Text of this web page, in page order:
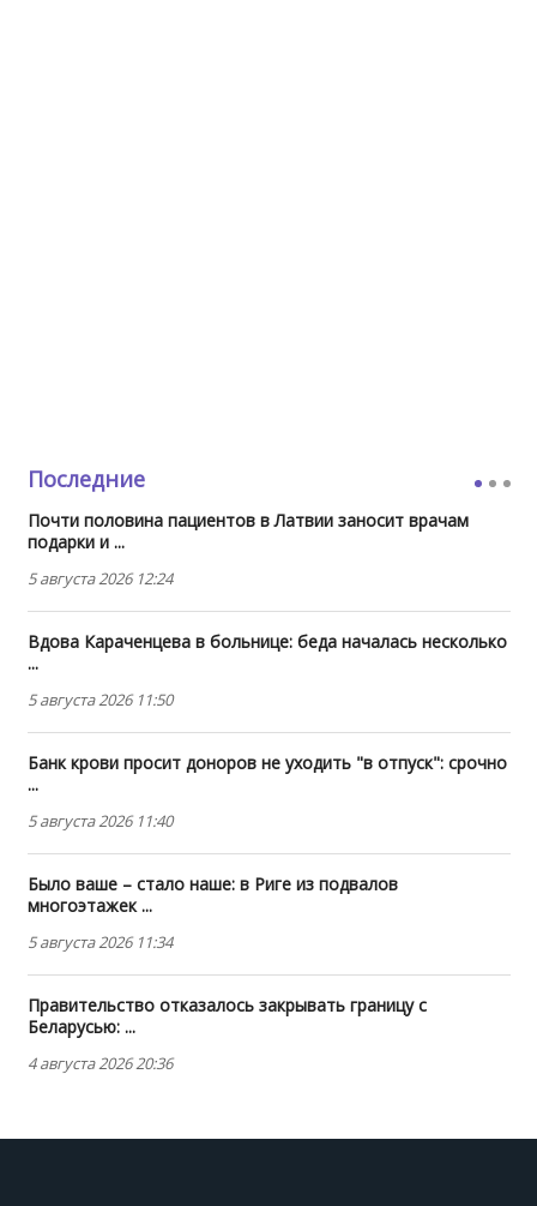
Последние
Почти половина пациентов в Латвии заносит врачам
подарки и ...
5 августа 2026 12:24
Вдова Караченцева в больнице: беда началась несколько
...
5 августа 2026 11:50
Банк крови просит доноров не уходить "в отпуск": срочно
...
5 августа 2026 11:40
Было ваше – стало наше: в Риге из подвалов
многоэтажек ...
5 августа 2026 11:34
Правительство отказалось закрывать границу с
Беларусью: ...
4 августа 2026 20:36